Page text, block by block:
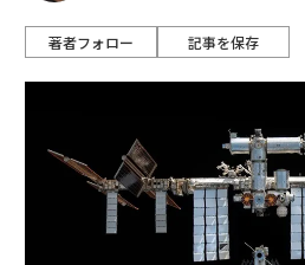
著者フォロー 記事を保存